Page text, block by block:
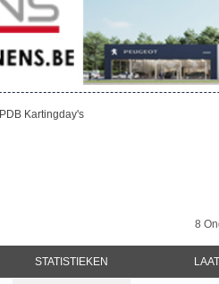
PDB Kartingday's
8
STATISTIEKEN